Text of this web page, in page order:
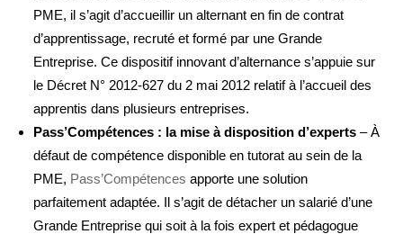
PME, il s’agit d’accueillir un alternant en fin de contrat
d’apprentissage, recruté et formé par une Grande
Entreprise. Ce dispositif innovant d’alternance s’appuie sur
le Décret N° 2012-627 du 2 mai 2012 relatif à l’accueil des
apprentis dans plusieurs entreprises.
Pass’Compétences : la mise à disposition d’experts – À
défaut de compétence disponible en tutorat au sein de la
PME, Pass’Compétences apporte une solution
parfaitement adaptée. Il s’agit de détacher un salarié d’une
Grande Entreprise qui soit à la fois expert et pédagogue